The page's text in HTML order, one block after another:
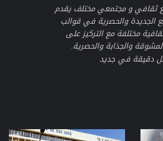
ثقافي و مجتمعي مختلف يقدم
الجديدة والحصرية في قوالب
مختلفة مع التركيز على
والجذابة والحصرية.
دقيقة في جديد